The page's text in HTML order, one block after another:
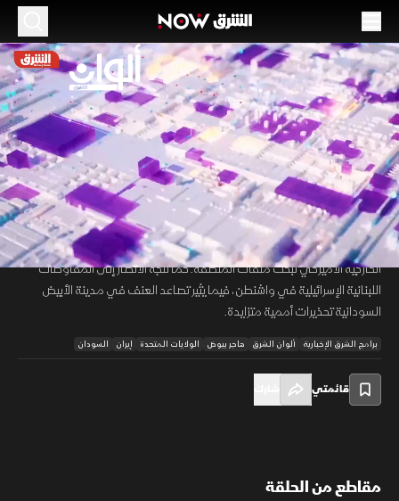
00:12/53:31
الموسم 2026
ترمب يتمسك بمسار التفاوض مع إيران.. وتصعيد
مقلق في السودان
23 يونيو 2026 53:31 أخبار
ألوان الشرق
تتواصل التحركات الدبلوماسية بين أميركا وإيران مع تأكيد ترمب استمرار
المفاوضات والتطلع إلى اتفاق يصفه بالعادل، بالتزامن مع جولة خليجية لوزير
الخارجية الأميركي لبحث ملفات المنطقة. كما تتجه الأنظار إلى المفاوضات
اللبنانية الإسرائيلية في واشنطن، فيما يثير تصاعد العنف في مدينة الأبيض
السودانية تحذيرات أممية متزايدة.
برامج الشرق الإخبارية ألوان الشرق هاجر بيوض الولايات المتحدة إيران السودان
قائمتي
مقاطع من الحلقة